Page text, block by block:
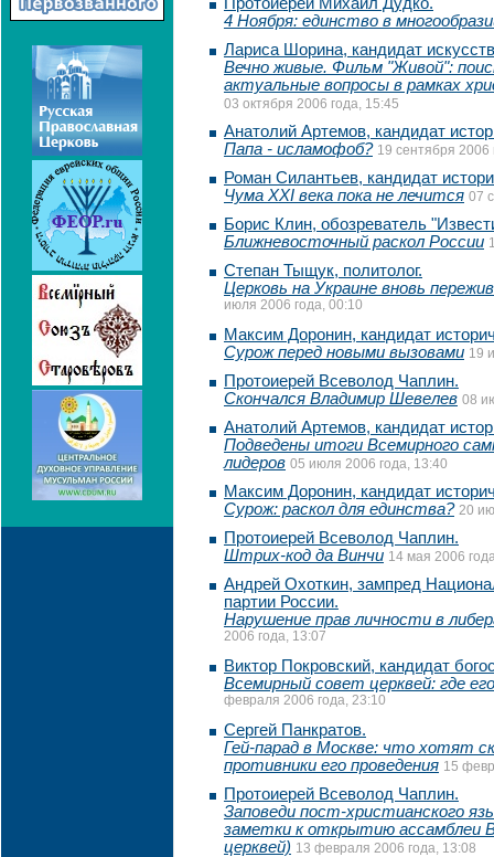
4 Ноября: единство в
Лариса Шорина, кандидат
Вечно живые. Фильм "Живой":
актуальные вопросы в рамках
03 октября 2006 года, 15:45
Анатолий Артемов, кандидат
Папа - исламофоб? 19 сентября 2006
Роман Силантьев, кандидат
Чума XXI века пока не лечится 07
Борис Клин, обозреватель
Ближневосточный раскол России
Степан Тыщук, политолог.
Церковь на Украине вновь
июля 2006 года, 00:10
Максим Доронин, кандидат
Сурож перед новыми вызовами 19
Протоиерей Всеволод Чаплин.
Скончался Владимир Шевелев 08
Анатолий Артемов, кандидат
Подведены итоги Всемирного
лидеров 05 июля 2006 года, 13:40
Максим Доронин, кандидат
Сурож: раскол для единства? 20
Протоиерей Всеволод Чаплин.
Штрих-код да Винчи 14 мая 2006
Андрей Охоткин, зампред
партии России.
Нарушение прав личности в
2006 года, 13:07
Виктор Покровский, кандидат
Всемирный совет церквей: где
февраля 2006 года, 23:10
Сергей Панкратов.
Гей-парад в Москве: что хотят
противники его проведения 15
Протоиерей Всеволод Чаплин.
Заповеди пост-христианского
заметки к открытию ассамблеи
церквей) 13 февраля 2006 года, 13:08